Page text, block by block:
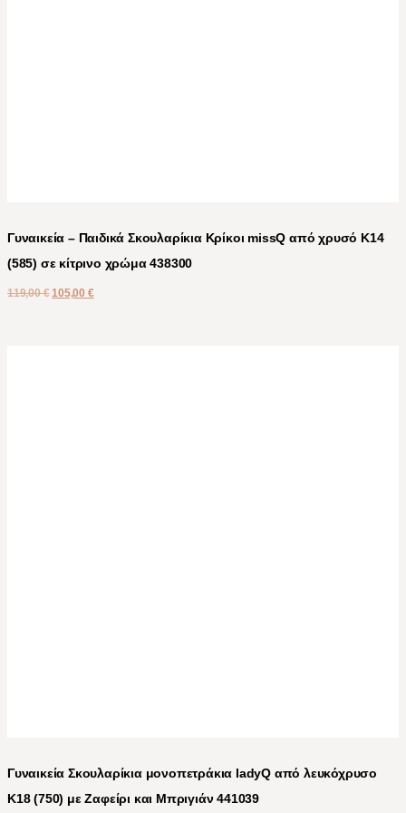
Γυναικεία – Παιδικά Σκουλαρίκια Κρίκοι missQ από χρυσό Κ14
(585) σε κίτρινο χρώμα 438300
119,00€ 105,00 €
Γυναικεία Σκουλαρίκια μονοπετράκια ladyQ από λευκόχρυσο
Κ18 (750) με Ζαφείρι και Μπριγιάν 441039